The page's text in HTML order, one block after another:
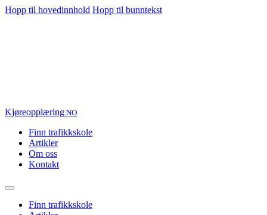
Hopp til hovedinnhold Hopp til bunntekst
Kjøreopplæring.NO
Finn trafikkskole
Artikler
Om oss
Kontakt
Finn trafikkskole